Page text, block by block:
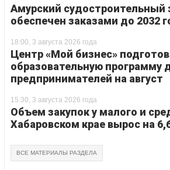
Амурский судостроительный
обеспечен заказами до 2032
18:00, 3 августа 2026 года
Центр «Мой бизнес»
образовательную программу
предпринимателей на август
15:30, 3 августа 2026 года
Объем закупок у малого и
Хабаровском крае вырос на
ВСЕ МАТЕРИАЛЫ РАЗДЕЛА